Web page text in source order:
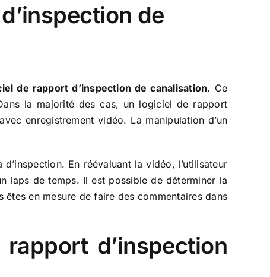
de
de rapport d’inspection de canalisation. Ce
la majorité des cas, un logiciel de rapport
enregistrement vidéo. La manipulation d’un
En réévaluant la vidéo, l’utilisateur
laps de temps. Il est possible de déterminer la
en mesure de faire des commentaires dans
d’inspection